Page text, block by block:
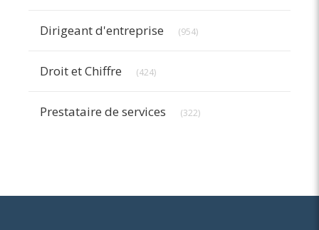
Dirigeant d'entreprise (954)
Droit et Chiffre (424)
Prestataire de services (322)